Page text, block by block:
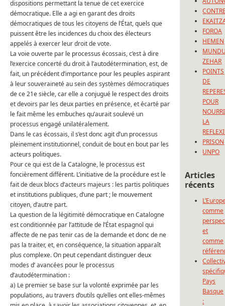
dispositions permettant la tenue de cet exercice
démocratique. Elle a agi en garant des droits
démocratiques de tous les citoyens de l’État, quels que
puissent être les incidences du choix des électeurs
appelés à exercer leur droit de vote.
La voie ouverte par le processus écossais, c’est à dire
l’exercice concerté du droit à l’autodétermination, est, de
fait, un précédent d’importance pour les peuples aspirant
à leur souveraineté au sein des systèmes démocratiques
de ce 21e siècle, car elle a conjugué le respect des droits
et devoirs par les deux parties en présence, et écarté par
le fait même les embuches qu’aurait soulevé un
processus engagé unilatéralement.
Dans le cas écossais, il s’est donc agit d’un processus
pleinement institutionnel, conduit de bout en bout par les
acteurs politiques.
Pour ce qui est de la Catalogne, le processus est
foncièrement différent. L’initiative de la procédure est le
fait de deux blocs d’acteurs majeurs : les partis politiques
et institutions publiques, d’une part ; le mouvement
citoyen, d’autre part.
La question de la légitimité démocratique en Catalogne
est conditionnée par l’attitude de l’État espagnol qui
affecte de ne pas tenir cas de la demande et donc de ne
pas la traiter, et, en conséquence, la situation apparaît
plus complexe. On peut cependant distinguer deux
modes d’ avancées pour le processus
d’autodétermination :
a) Le premier se base sur la volonté exprimée par les
populations, au travers d’outils qu’elles ont elles-mêmes
FOROA
HEMEN
ZEHAR
POINTS
DE
POUR
LA
PRISON
UNPO
Articles
récents
comme
et
comme
Pays
Basque
: